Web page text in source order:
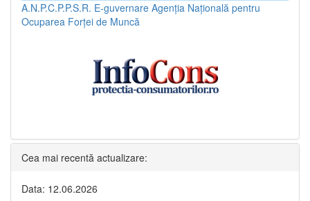
A.N.P.C.P.P.S.R. E-guvernare Agenția Națională pentru
Ocuparea Forței de Muncă
Cea mai recentă actualizare:
Data: 12.06.2026